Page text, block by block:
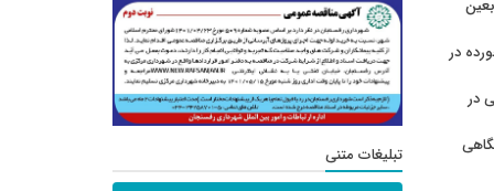
در
در
تبلیغات متنی